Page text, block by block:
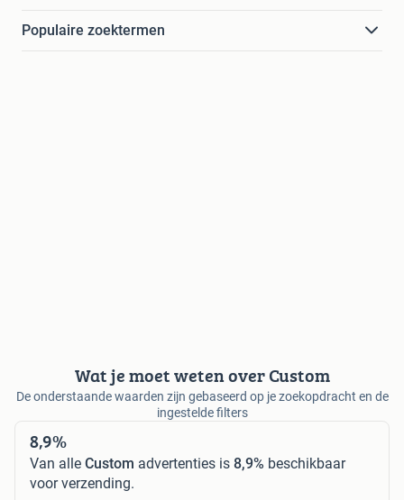
Populaire zoektermen
Wat je moet weten over Custom
De onderstaande waarden zijn gebaseerd op je zoekopdracht en de
ingestelde filters
8,9%
Van alle Custom advertenties is 8,9% beschikbaar
voor verzending.